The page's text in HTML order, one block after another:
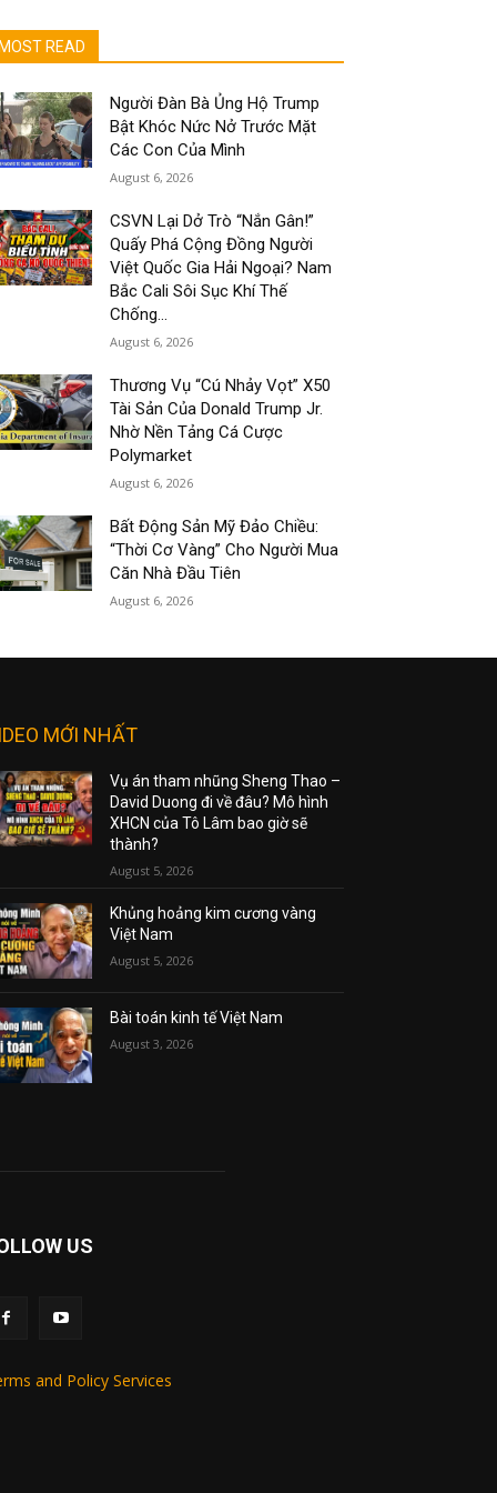
MOST READ
Người Đàn Bà Ủng Hộ Trump
Bật Khóc Nức Nở Trước Mặt
Các Con Của Mình
August 6, 2026
CSVN Lại Dở Trò “Nắn Gân!”
Quấy Phá Cộng Đồng Người
Việt Quốc Gia Hải Ngoại? Nam
Bắc Cali Sôi Sục Khí Thế
Chống...
August 6, 2026
Thương Vụ “Cú Nhảy Vọt” X50
Tài Sản Của Donald Trump Jr.
Nhờ Nền Tảng Cá Cược
Polymarket
August 6, 2026
Bất Động Sản Mỹ Đảo Chiều:
“Thời Cơ Vàng” Cho Người Mua
Căn Nhà Đầu Tiên
August 6, 2026
MỚI NHẤT
Vụ án tham nhũng Sheng Thao –
David Duong đi về đâu? Mô hình
XHCN của Tô Lâm bao giờ sẽ
thành?
August 5, 2026
Khủng hoảng kim cương vàng
Việt Nam
August 5, 2026
Bài toán kinh tế Việt Nam
August 3, 2026
US
and Policy Services